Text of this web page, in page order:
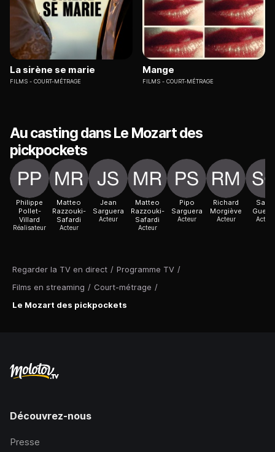
Regarder la TV en direct / Programme TV /
Films en streaming / Court-métrage /
Le Mozart des pickpockets
La sirène se marie
FILMS COURT-MÉTRAGE
Mange
FILMS COURT-MÉTRAGE
Au casting dans Le Mozart des
pickpockets
Philippe
Pollet-
Villard
Réalisateur
Matteo
Razzouki-
Safardi
Acteur
Jean
Sarguera
Acteur
Matteo
Razzouki-
Safardi
Acteur
Pipo
Sarguera
Acteur
Richard
Morgiève
Acteur
Samir
Acteur
Découvrez-nous
Presse